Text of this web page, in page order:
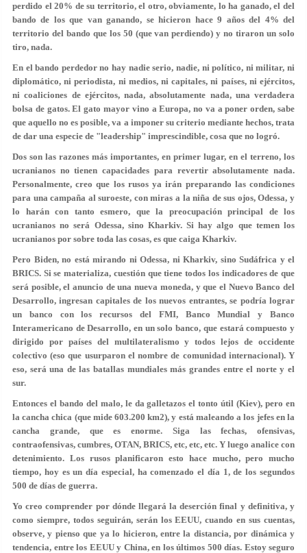
perdido el 20% de su territorio, el otro, obviamente, lo ha ganado, el del
bando de los que van ganando, se hicieron hace 9 años del 4% del
territorio del bando que los 50 (que van perdiendo) y no tiraron un solo
tiro, nada.
En el bando perdedor no hay nadie serio, nadie, ni político, ni militar, ni
diplomático, ni periodista, ni medios, ni capitales, ni países, ni ejércitos,
ni coaliciones de ejércitos, nada, absolutamente nada, una verdadera
bolsa de gatos. El gato mayor vino a Europa, no va a poner orden, sabe
que aquello no es posible, va a imponer su criterio mediante hechos, trata
de dar una especie de "leadership" imprescindible, cosa que no logró.
Dos son las razones más importantes, en primer lugar, en el terreno, los
ucranianos no tienen capacidades para revertir absolutamente nada.
Personalmente, creo que los rusos ya irán preparando las condiciones
para una campaña al suroeste, con miras a la niña de sus ojos, Odessa, y
lo harán con tanto esmero, que la preocupación principal de los
ucranianos no será Odessa, sino Kharkiv. Si hay algo que temen los
ucranianos por sobre toda las cosas, es que caiga Kharkiv.
Pero Biden, no está mirando ni Odessa, ni Kharkiv, sino Sudáfrica y el
BRICS. Si se materializa, cuestión que tiene todos los indicadores de que
será posible, el anuncio de una nueva moneda, y que el Nuevo Banco del
Desarrollo, ingresan capitales de los nuevos entrantes, se podría lograr
un banco con los recursos del FMI, Banco Mundial y Banco
Interamericano de Desarrollo, en un solo banco, que estará compuesto y
dirigido por países del multilateralismo y todos lejos de occidente
colectivo (eso que usurparon el nombre de comunidad internacional). Y
eso, será una de las batallas mundiales más grandes entre el norte y el
sur.
Entonces el bando del malo, le da galletazos el tonto útil (Kiev), pero en
la cancha chica (que mide 603.200 km2), y está maleando a los jefes en la
cancha grande, que es enorme. Siga las fechas, ofensivas,
contraofensivas, cumbres, OTAN, BRICS, etc, etc, etc. Y luego analice con
detenimiento. Los rusos planificaron esto hace mucho, pero mucho
tiempo, hoy es un día especial, ha comenzado el día 1, de los segundos
500 de días de guerra.
Yo creo comprender por dónde llegará la deserción final y definitiva, y
como siempre, todos seguirán, serán los EEUU, cuando en sus cuentas,
observe, y pienso que ya lo hicieron, entre la distancia, por dinámica y
tendencia, entre los EEUU y China, en los últimos 500 días. Estoy seguro